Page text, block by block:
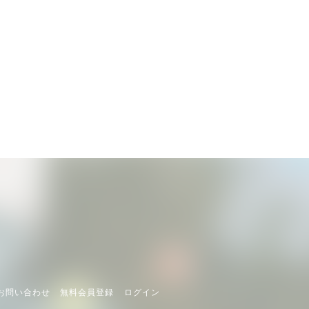
問い合わせ 無料会員登録 ログイン